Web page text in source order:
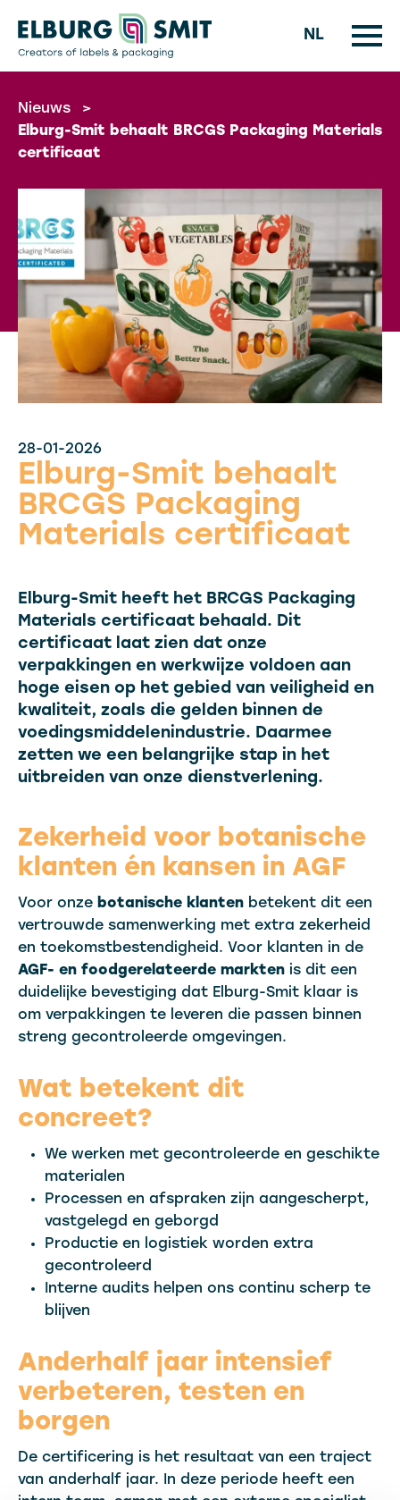
NL
Nieuws
>
Elburg-Smit behaalt BRCGS Packaging Materials
certificaat
28-01-2026
Elburg-Smit behaalt
BRCGS Packaging
Materials certificaat
Elburg-Smit heeft het BRCGS Packaging
Materials certificaat behaald. Dit
certificaat laat zien dat onze
verpakkingen en werkwijze voldoen aan
hoge eisen op het gebied van veiligheid en
kwaliteit, zoals die gelden binnen de
voedingsmiddelenindustrie. Daarmee
zetten we een belangrijke stap in het
uitbreiden van onze dienstverlening.
Zekerheid voor botanische
klanten én kansen in AGF
Voor onze botanische klanten betekent dit een
vertrouwde samenwerking met extra zekerheid
en toekomstbestendigheid. Voor klanten in de
AGF- en foodgerelateerde markten is dit een
duidelijke bevestiging dat Elburg-Smit klaar is
om verpakkingen te leveren die passen binnen
streng gecontroleerde omgevingen.
Wat betekent dit
concreet?
We werken met gecontroleerde en geschikte
materialen
Processen en afspraken zijn aangescherpt,
vastgelegd en geborgd
Productie en logistiek worden extra
gecontroleerd
Interne audits helpen ons continu scherp te
blijven
Anderhalf jaar intensief
verbeteren, testen en
borgen
De certificering is het resultaat van een traject
van anderhalf jaar. In deze periode heeft een